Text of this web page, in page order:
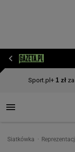
Siatkówka